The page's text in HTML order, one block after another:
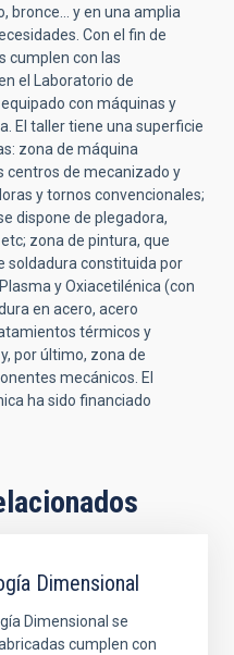
bronce… y en una amplia
Con el fin de
cumplen con las
el Laboratorio de
con máquinas y
El taller tiene una superficie
zona de máquina
centros de mecanizado y
y tornos convencionales;
dispone de plegadora,
zona de pintura, que
soldadura constituida por
y Oxiacetilénica (con
en acero, acero
térmicos y
por último, zona de
mecánicos. El
ha sido financiado
Dimensional
Dimensional se
cumplen con